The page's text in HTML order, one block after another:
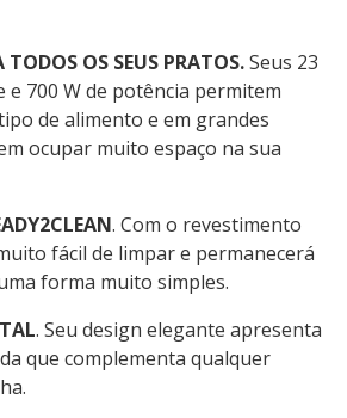
TODOS OS SEUS PRATOS.Seus 23
e 700 W de potência permitem
de alimento e em grandes
ocupar muito espaço na sua
. Com o revestimento
fácil de limpar e permanecerá
forma muito simples.
. Seu design elegante apresenta
que complementa qualquer